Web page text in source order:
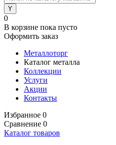
0
В корзине пока пусто
Оформить заказ
Металлоторг
Каталог металла
Коллекции
Услуги
Акции
Контакты
Избранное 0
Сравнение 0
Каталог товаров